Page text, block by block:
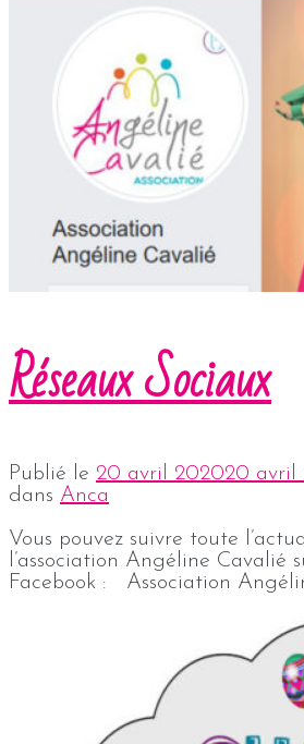
Réseaux Sociaux
Publié le 20 avril 202020 avril
dans Anca
Vous pouvez suivre toute
l’association Angéline Cavalié
Facebook : Association